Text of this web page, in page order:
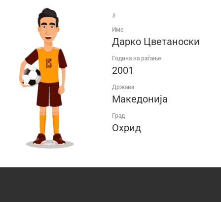
#
Име
Дарко Цветаноски
Година на раѓање
2001
Држава
Македонија
Град
Охрид